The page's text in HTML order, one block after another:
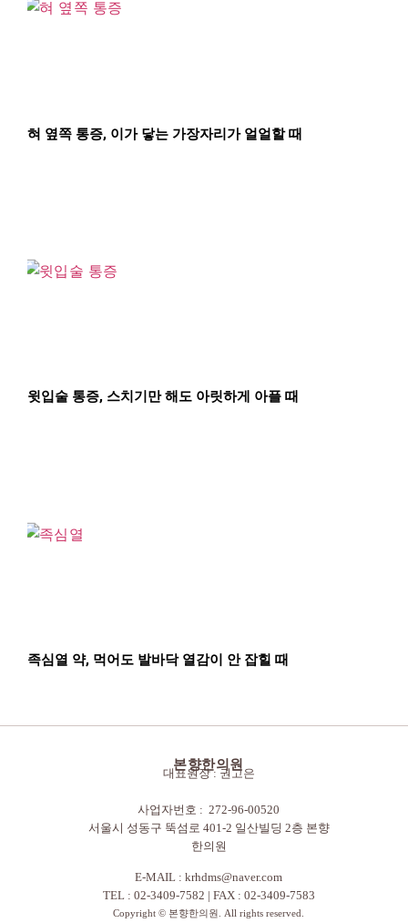
혀 옆쪽 통증, 이가 닿는 가장자리가 얼얼할 때
윗입술 통증, 스치기만 해도 아릿하게 아플 때
족심열 약, 먹어도 발바닥 열감이 안 잡힐 때
본향한의원
대표원장 : 권고은
사업자번호 : 272-96-00520
서울시 성동구 뚝섬로 401-2 일산빌딩 2층 본향
한의원
E-MAIL : krhdms@naver.com
TEL : 02-3409-7582 | FAX : 02-3409-7583
Copyright © 본향한의원. All rights reserved.